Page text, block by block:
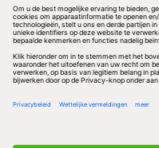
Volg ons